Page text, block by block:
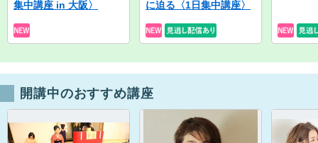
集中講座 in 大阪〉
に迫る〈1日集中講座〉
開講中のおすすめ講座